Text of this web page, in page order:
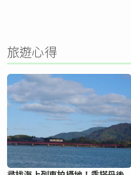
旅遊心得